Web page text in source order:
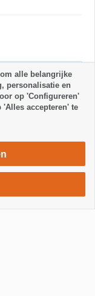
door La
alle belangrijke
personalisatie en
op 'Configureren'
accepteren' te